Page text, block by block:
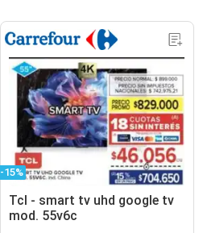
-15%
Tcl - smart tv uhd google tv
mod. 55v6c